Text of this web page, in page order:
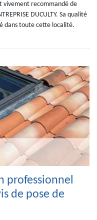
vivement recommandé de
DUCULTY. Sa qualité
dans toute cette localité.
professionnel
de pose de